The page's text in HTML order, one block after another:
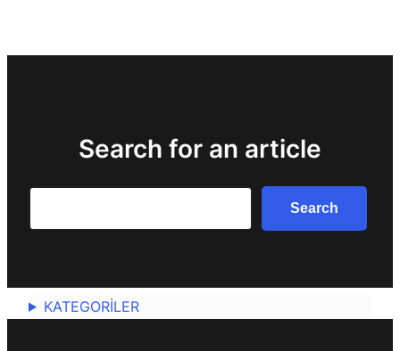
Search for an article
Search
KATEGORİLER